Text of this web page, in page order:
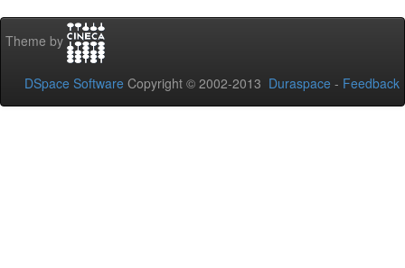
Theme by
DSpace Software Copyright © 2002-2013 Duraspace - Feedback